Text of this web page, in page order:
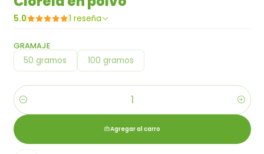
5.0 1 reseña
GRAMAJE
50 gramos 100 gramos
Cantidad
Agregar al carro